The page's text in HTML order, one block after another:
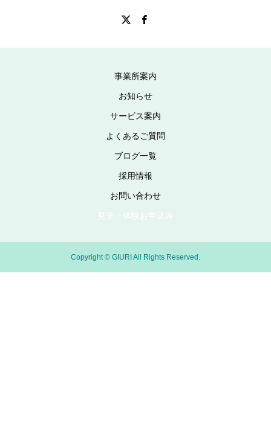
事業所案内
お知らせ
サービス案内
よくあるご質問
ブログ一覧
採用情報
お問い合わせ
見学・体験お申込み
Copyright © GIURI All Rights Reserved.